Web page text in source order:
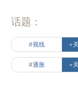
话题：
#视线 +
#通胀 +